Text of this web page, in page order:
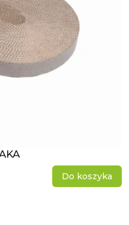
Do koszyka